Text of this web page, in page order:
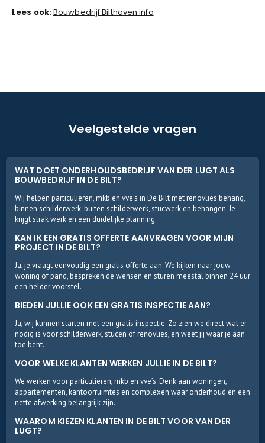
Lees ook:Bouwbedrijf Bilthoven info
Veelgestelde vragen
WAT DOET ONDERHOUDSBEDRIJF VAN DER LUGT ALS
BOUWBEDRIJF IN DE BILT?
Wij helpen particulieren, mkb en vve’s in De Bilt met renovlies behang,
binnen schilderwerk, buiten schilderwerk, stucwerk en behangen. Je
krijgt strak werk en een duidelijke planning.
KAN IK EEN GRATIS OFFERTE AANVRAGEN VOOR MIJN
PROJECT IN DE BILT?
Ja, je vraagt eenvoudig een gratis offerte aan. We kijken naar jouw
woning of pand, bespreken de wensen en sturen meestal binnen 24 uur
een helder voorstel.
BIEDEN JULLIE OOK EEN GRATIS INSPECTIE AAN?
Ja, wij kunnen starten met een gratis inspectie. Zo zien we direct wat er
nodig is voor schilderwerk, stucen of renovlies, en weet jij waar je aan
toe bent.
VOOR WELKE KLANTEN WERKEN JULLIE IN DE BILT?
We werken voor particulieren, mkb en vve’s. Denk aan woningen,
appartementen, kantoorruimtes en complexen waar onderhoud en een
nette afwerking belangrijk zijn.
WAAROM KIEZEN KLANTEN IN DE BILT VOOR VAN DER
LUGT?